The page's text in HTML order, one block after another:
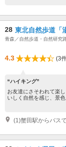
28 東北自然歩道「
青森／自然歩道・自然研究
4.3 (3
“ハイキング”
お友達にさそわれて楽
いしく自然を感じ、景色
(1)蟹田駅からバス